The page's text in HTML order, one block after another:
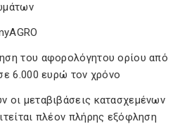
του αφορολόγητου ορίου από
6.000 ευρώ τον χρόνο
οι μεταβιβάσεις κατασχεμένων
πλέον πλήρης εξόφληση